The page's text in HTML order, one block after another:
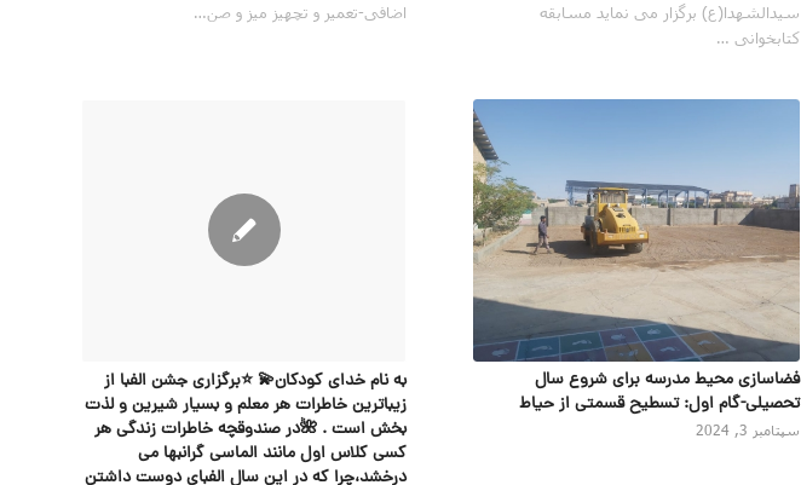
سیدالشهدا(ع) برگزار می نماید مسابقه
کتابخوانی …
اضافی-تعمیر و تچهیز میز و صن…
فضاسازی محیط مدرسه برای شروع سال
تحصیلی-گام اول: تسطیح قسمتی از حیاط
سپتامبر 3, 2024
به نام خدای کودکان💫 ⭐️برگزاری جشن الفبا از
زیباترین خاطرات هر معلم و بسیار شیرین و لذت
بخش است . 🌺در صندوقچه خاطرات زندگی هر
کسی کلاس اول مانند الماسی گرانبها می
درخشد،چرا که در این سال الفبای دوست داشتن